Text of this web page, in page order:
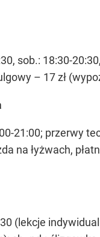
sob.: 18:30-
– 17 zł
21:00; przerwy
na łyżwach,
(lekcje